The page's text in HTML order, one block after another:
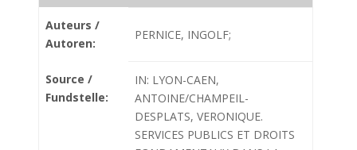
Auteurs /
Autoren:
PERNICE, INGOLF;
Source /
Fundstelle:
IN: LYON-CAEN,
ANTOINE/CHAMPEIL-
DESPLATS, VERONIQUE.
SERVICES PUBLICS ET DROITS